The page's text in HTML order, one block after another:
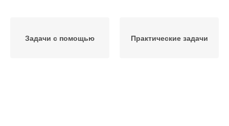
Задачи с помощью Практические задачи